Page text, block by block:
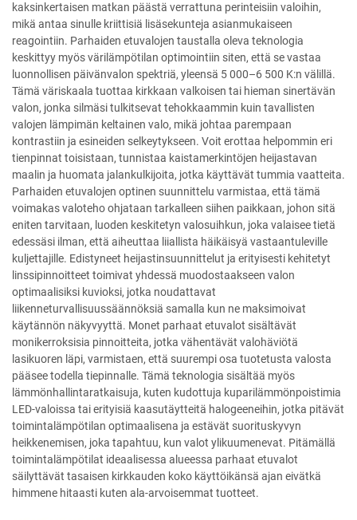
kaksinkertaisen matkan päästä verrattuna perinteisiin valoihin,
mikä antaa sinulle kriittisiä lisäsekunteja asianmukaiseen
reagointiin. Parhaiden etuvalojen taustalla oleva teknologia
keskittyy myös värilämpötilan optimointiin siten, että se vastaa
luonnollisen päivänvalon spektriä, yleensä 5 000–6 500 K:n välillä.
Tämä väriskaala tuottaa kirkkaan valkoisen tai hieman sinertävän
valon, jonka silmäsi tulkitsevat tehokkaammin kuin tavallisten
valojen lämpimän keltainen valo, mikä johtaa parempaan
kontrastiin ja esineiden selkeytykseen. Voit erottaa helpommin eri
tienpinnat toisistaan, tunnistaa kaistamerkintöjen heijastavan
maalin ja huomata jalankulkijoita, jotka käyttävät tummia vaatteita.
Parhaiden etuvalojen optinen suunnittelu varmistaa, että tämä
voimakas valoteho ohjataan tarkalleen siihen paikkaan, johon sitä
eniten tarvitaan, luoden keskitetyn valosuihkun, joka valaisee tietä
edessäsi ilman, että aiheuttaa liiallista häikäisyä vastaantuleville
kuljettajille. Edistyneet heijastinsuunnittelut ja erityisesti kehitetyt
linssipinnoitteet toimivat yhdessä muodostaakseen valon
optimaalisiksi kuvioksi, jotka noudattavat
liikenneturvallisuussäännöksiä samalla kun ne maksimoivat
käytännön näkyvyyttä. Monet parhaat etuvalot sisältävät
monikerroksisia pinnoitteita, jotka vähentävät valohäviötä
lasikuoren läpi, varmistaen, että suurempi osa tuotetusta valosta
pääsee todella tiepinnalle. Tämä teknologia sisältää myös
lämmönhallintaratkaisuja, kuten kudottuja kuparilämmönpoistimia
LED-valoissa tai erityisiä kaasutäytteitä halogeeneihin, jotka pitävät
toimintalämpötilan optimaalisena ja estävät suorituskyvyn
heikkenemisen, joka tapahtuu, kun valot ylikuumenevat. Pitämällä
toimintalämpötilat ideaalisessa alueessa parhaat etuvalot
säilyttävät tasaisen kirkkauden koko käyttöikänsä ajan eivätkä
himmene hitaasti kuten ala-arvoisemmat tuotteet.